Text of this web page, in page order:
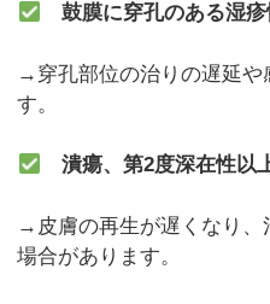
鼓膜に穿孔のある湿
→穿孔部位の治りの遅延や
す。
潰瘍、第2度深在性以
→皮膚の再生が遅くなり、
場合があります。